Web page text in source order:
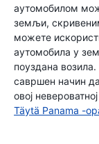
аутомобилом
земљи,
можете
аутомобила у
поуздана
савршен начин
овој
Täytä Panama -